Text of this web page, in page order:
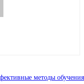
методы обучения